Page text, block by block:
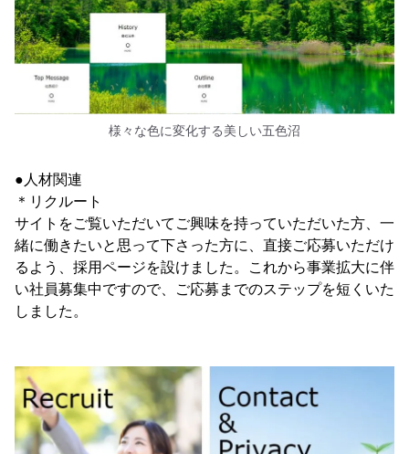
様々な色に変化する美しい五色沼
●人材関連
＊リクルート
サイトをご覧いただいてご興味を持っていただいた方、一
緒に働きたいと思って下さった方に、直接ご応募いただけ
るよう、採用ページを設けました。これから事業拡大に伴
い社員募集中ですので、ご応募までのステップを短くいた
しました。